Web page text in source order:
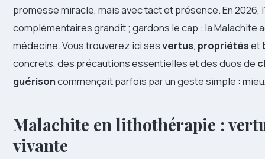
promesse miracle, mais avec tact et présence. En 2026,
complémentaires grandit ; gardons le cap : la Malachite
médecine. Vous trouverez ici sesvertus, propriétéset
concrets, des précautions essentielles et des duos de
guérisoncommençait parfois par un geste simple :
Malachite en lithothérapie :
vivante